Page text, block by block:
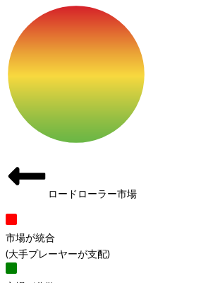
ロードローラー市場
市場が統合
(大手プレーヤーが支配)